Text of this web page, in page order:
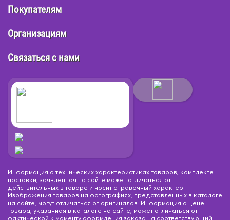
Покупателям
Организациям
Связаться с нами
Информация о технических характеристиках товаров, комплекте
поставки, заявленная на сайте может отличаться от
действительных в товаре и носит справочный характер.
Изображения товаров на фотографиях, представленных в каталоге
на сайте, могут отличаться от оригиналов. Информация о цене
товара, указанная в каталоге на сайте, может отличаться от
фактической к моменту оформления заказа на соответствующий